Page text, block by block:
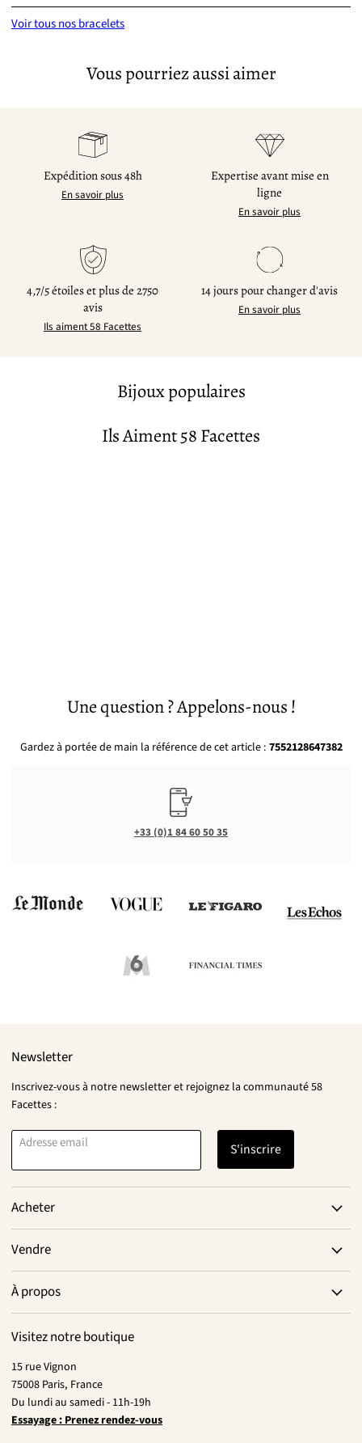
Voir tous nos bracelets
Vous pourriez aussi aimer
Expédition sous 48h
En savoir plus
Expertise avant mise en
ligne
En savoir plus
4,7/5 étoiles et plus de 2750
avis
Ils aiment 58 Facettes
14 jours pour changer d'avis
En savoir plus
Bijoux populaires
Ils Aiment 58 Facettes
Une question ? Appelons-nous !
Gardez à portée de main la référence de cet article : 7552128647382
+33 (0)1 84 60 50 35
Newsletter
Inscrivez-vous à notre newsletter et rejoignez la communauté 58
Facettes :
Adresse email S'inscrire
Acheter
Vendre
À propos
Visitez notre boutique
15 rue Vignon
75008 Paris, France
Du lundi au samedi - 11h-19h
Essayage : Prenez rendez-vous